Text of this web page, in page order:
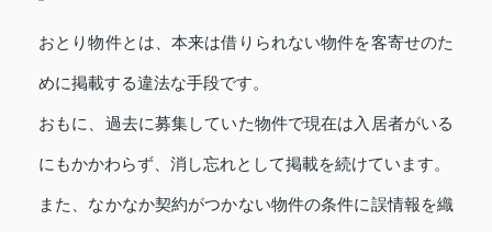
おとり物件とは、本来は借りられない物件を客寄せのた
めに掲載する違法な手段です。
おもに、過去に募集していた物件で現在は入居者がいる
にもかかわらず、消し忘れとして掲載を続けています。
また、なかなか契約がつかない物件の条件に誤情報を織